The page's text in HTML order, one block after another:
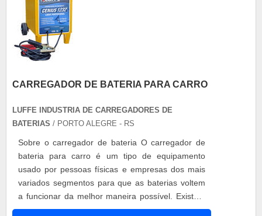
CARREGADOR DE BATERIA PARA CARRO
LUFFE INDUSTRIA DE CARREGADORES DE
BATERIAS / PORTO ALEGRE - RS
Sobre o carregador de bateria O carregador de
bateria para carro é um tipo de equipamento
usado por pessoas físicas e empresas dos mais
variados segmentos para que as baterias voltem
a funcionar da melhor maneira possível. Existem
diversos modelos de carregador de bateria em